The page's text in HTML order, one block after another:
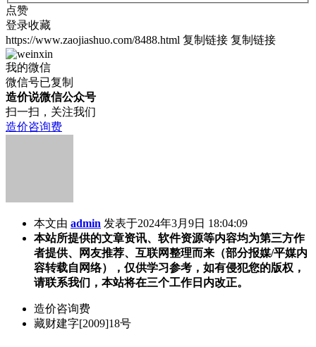
点赞
登录收藏
https://www.zaojiashuo.com/8488.html 复制链接 复制链接
我的微信
微信号已复制
造价说微信公众号
扫一扫，关注我们
造价咨询费
本文由 admin 发表于2024年3月9日 18:04:09
本站所提供的文章资讯、软件资源等内容均为第三方作
者提供、网友推荐、互联网整理而来（部分报媒/平媒内
容转载自网络），仅供学习参考，如有侵犯您的版权，
请联系我们，本站将在三个工作日内改正。
造价咨询费
藏财建字[2009]18号